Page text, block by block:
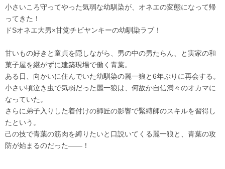
小さいころ守ってやった気弱な幼馴染が、オネエの変態になって帰
ってきた！
ドSオネエ大男×甘党チビヤンキーの幼馴染ラブ！
甘いもの好きと童貞を隠しながら、男の中の男たらん、と実家の和
菓子屋を継がずに建築現場で働く青葉。
ある日、向かいに住んでいた幼馴染の麗一狼と6年ぶりに再会する。
小さい頃泣き虫で気弱だった麗一狼は、何故か自信満々のオカマに
なっていた。
さらに弟子入りした着付けの師匠の影響で緊縛師のスキルを習得し
たという。
己の技で青葉の筋肉を縛りたいと口説いてくる麗一狼と、青葉の攻
防が始まるのだった――！